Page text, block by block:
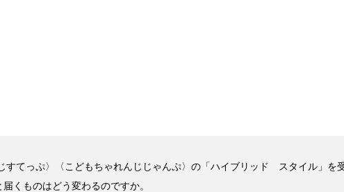
すてっぷ〉〈こどもちゃれんじじゃんぷ〉の「ハイブリッド スタイル」を
くものはどう変わるのですか。